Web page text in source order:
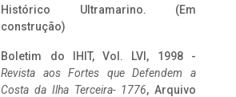
Histórico Ultramarino. (Em
construção)
Boletim do IHIT, Vol. LVI, 1998 -
Revista aos Fortes que Defendem a
Costa da Ilha Terceira- 1776, Arquivo